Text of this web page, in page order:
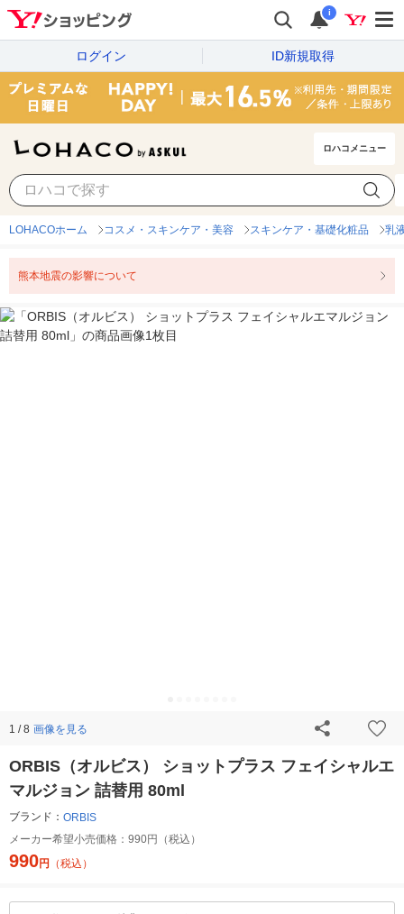
i
ログイン ID新規取得
ロハコメニュー
LOHACOホーム コスメ・スキンケア・美容 スキンケア・基礎化粧品 乳
熊本地震の影響について
1 / 8 画像を見る
ORBIS（オルビス） ショットプラス フェイシャルエ
マルジョン 詰替用 80ml
ブランド： ORBIS
メーカー希望小売価格： 990円（税込）
990円 （税込）